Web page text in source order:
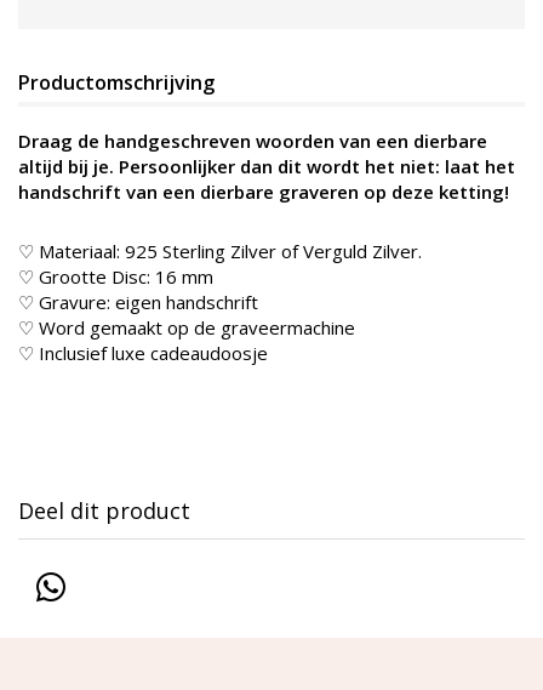
Productomschrijving
Draag de handgeschreven woorden van een dierbare
altijd bij je. Persoonlijker dan dit wordt het niet: laat het
handschrift van een dierbare graveren op deze ketting!
♡ Materiaal: 925 Sterling Zilver of Verguld Zilver.
♡ Grootte Disc: 16 mm
♡ Gravure: eigen handschrift
♡ Word gemaakt op de graveermachine
♡ Inclusief luxe cadeaudoosje
Deel dit product